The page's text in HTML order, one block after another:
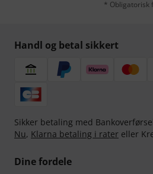
* Obligatorisk
Handl og betal sikkert
Sikker betaling med
Nu, Klarna betaling i rater eller
Dine fordele